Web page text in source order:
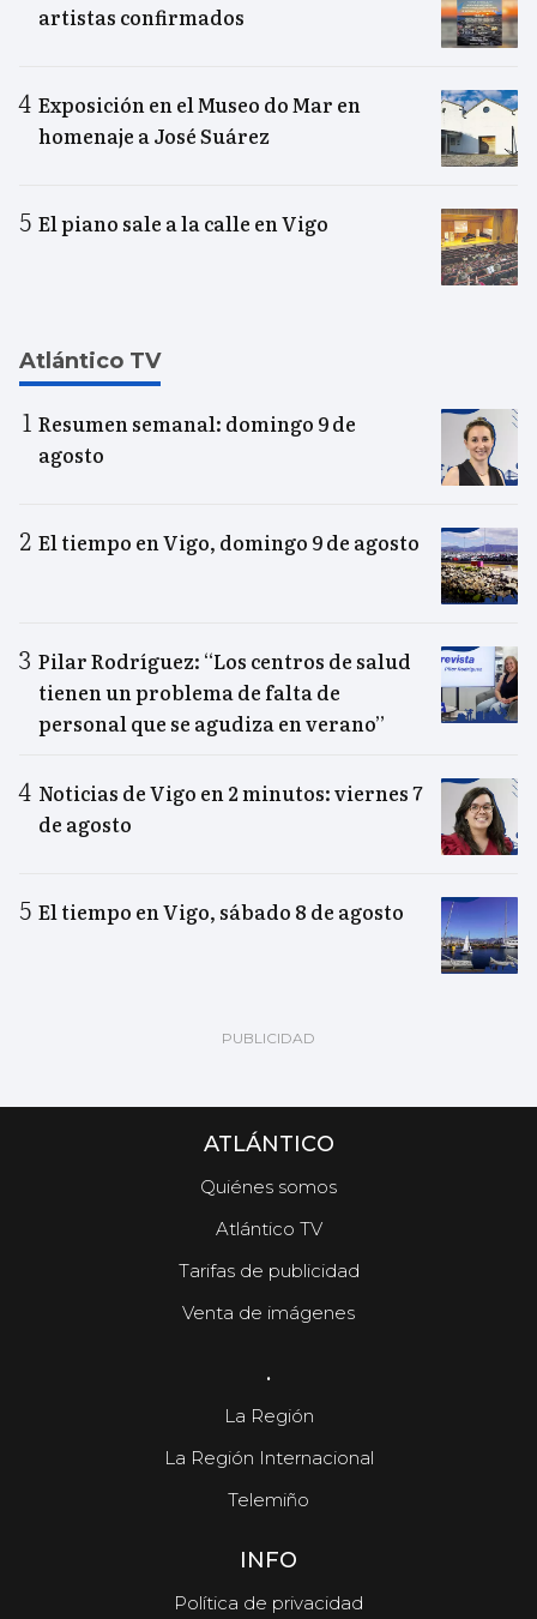
artistas confirmados
Exposición en el Museo do Mar en
homenaje a José Suárez
El piano sale a la calle en Vigo
Atlántico TV
Resumen semanal: domingo 9 de
agosto
El tiempo en Vigo, domingo 9 de agosto
Pilar Rodríguez: “Los centros de salud
tienen un problema de falta de
personal que se agudiza en verano”
Noticias de Vigo en 2 minutos: viernes 7
de agosto
El tiempo en Vigo, sábado 8 de agosto
ATLÁNTICO
Quiénes somos
Atlántico TV
Tarifas de publicidad
Venta de imágenes
.
La Región
La Región Internacional
Telemiño
INFO
Política de privacidad